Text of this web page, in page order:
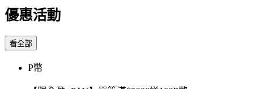
優惠活動
看全部
P幣